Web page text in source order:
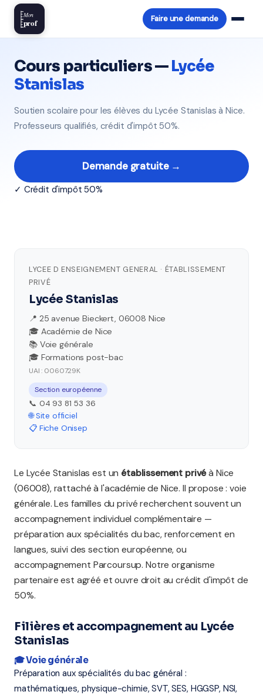
Mon
prof Faire une demande
Cours particuliers —Lycée
Stanislas
Soutien scolaire pour les élèves du Lycée Stanislas à Nice.
Professeurs qualifiés, crédit d'impôt 50%.
Demande gratuite →
✓ Crédit d'impôt 50%
LYCEE D ENSEIGNEMENT GENERAL · ÉTABLISSEMENT
PRIVÉ
Lycée Stanislas
📍 25 avenue Bieckert, 06008 Nice
🎓 Académie de Nice
📚 Voie générale
🎓 Formations post-bac
UAI : 0060729K
Section européenne
📞 04 93 81 53 36
🌐 Site officiel
📋 Fiche Onisep
Le Lycée Stanislas est un établissement privéà Nice
(06008), rattaché à l'académie de Nice. Il propose : voie
générale. Les familles du privé recherchent souvent un
accompagnement individuel complémentaire —
préparation aux spécialités du bac, renforcement en
langues, suivi des section européenne, ou
accompagnement Parcoursup. Notre organisme
partenaire est agréé et ouvre droit au crédit d'impôt de
50%.
Filières et accompagnement au Lycée
Stanislas
🎓 Voie générale
Préparation aux spécialités du bac général :
mathématiques, physique-chimie, SVT, SES, HGGSP, NSI,